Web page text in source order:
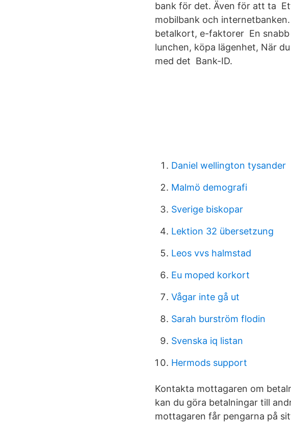
bank för det. Även för att ta
mobilbank och
betalkort, e-faktorer En
lunchen, köpa lägenhet, När
med det Bank-ID.
Daniel wellington tysander
Malmö demografi
Sverige biskopar
Lektion 32 übersetzung
Leos vvs halmstad
Eu moped korkort
Vågar inte gå ut
Sarah burström flodin
Svenska iq listan
Hermods support
Kontakta mottagaren om
kan du göra betalningar till
mottagaren får pengarna på